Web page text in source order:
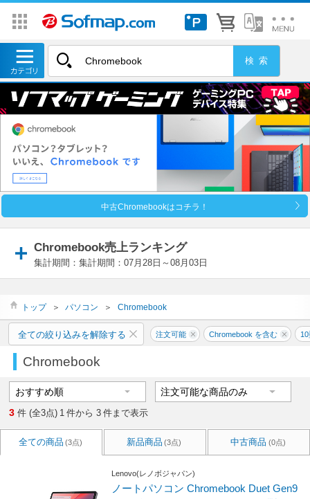
中古Chromebookはコチラ！
Chromebook売上ランキング
集計期間：集計期間：07月28日～08月03日
トップ ＞ パソコン ＞ Chromebook
全ての絞り込みを解除する 注文可能 Chromebook を含む
Chromebook
3 件 (全3点) 1 件から 3 件まで表示
全ての商品 (3点) 新品商品 (3点) 中古商品 (0点)
Lenovo(レノボジャパン)
ノートパソコン Chromebook Duet Gen9